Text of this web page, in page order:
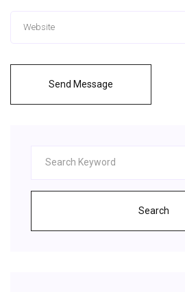
Send Message
Search